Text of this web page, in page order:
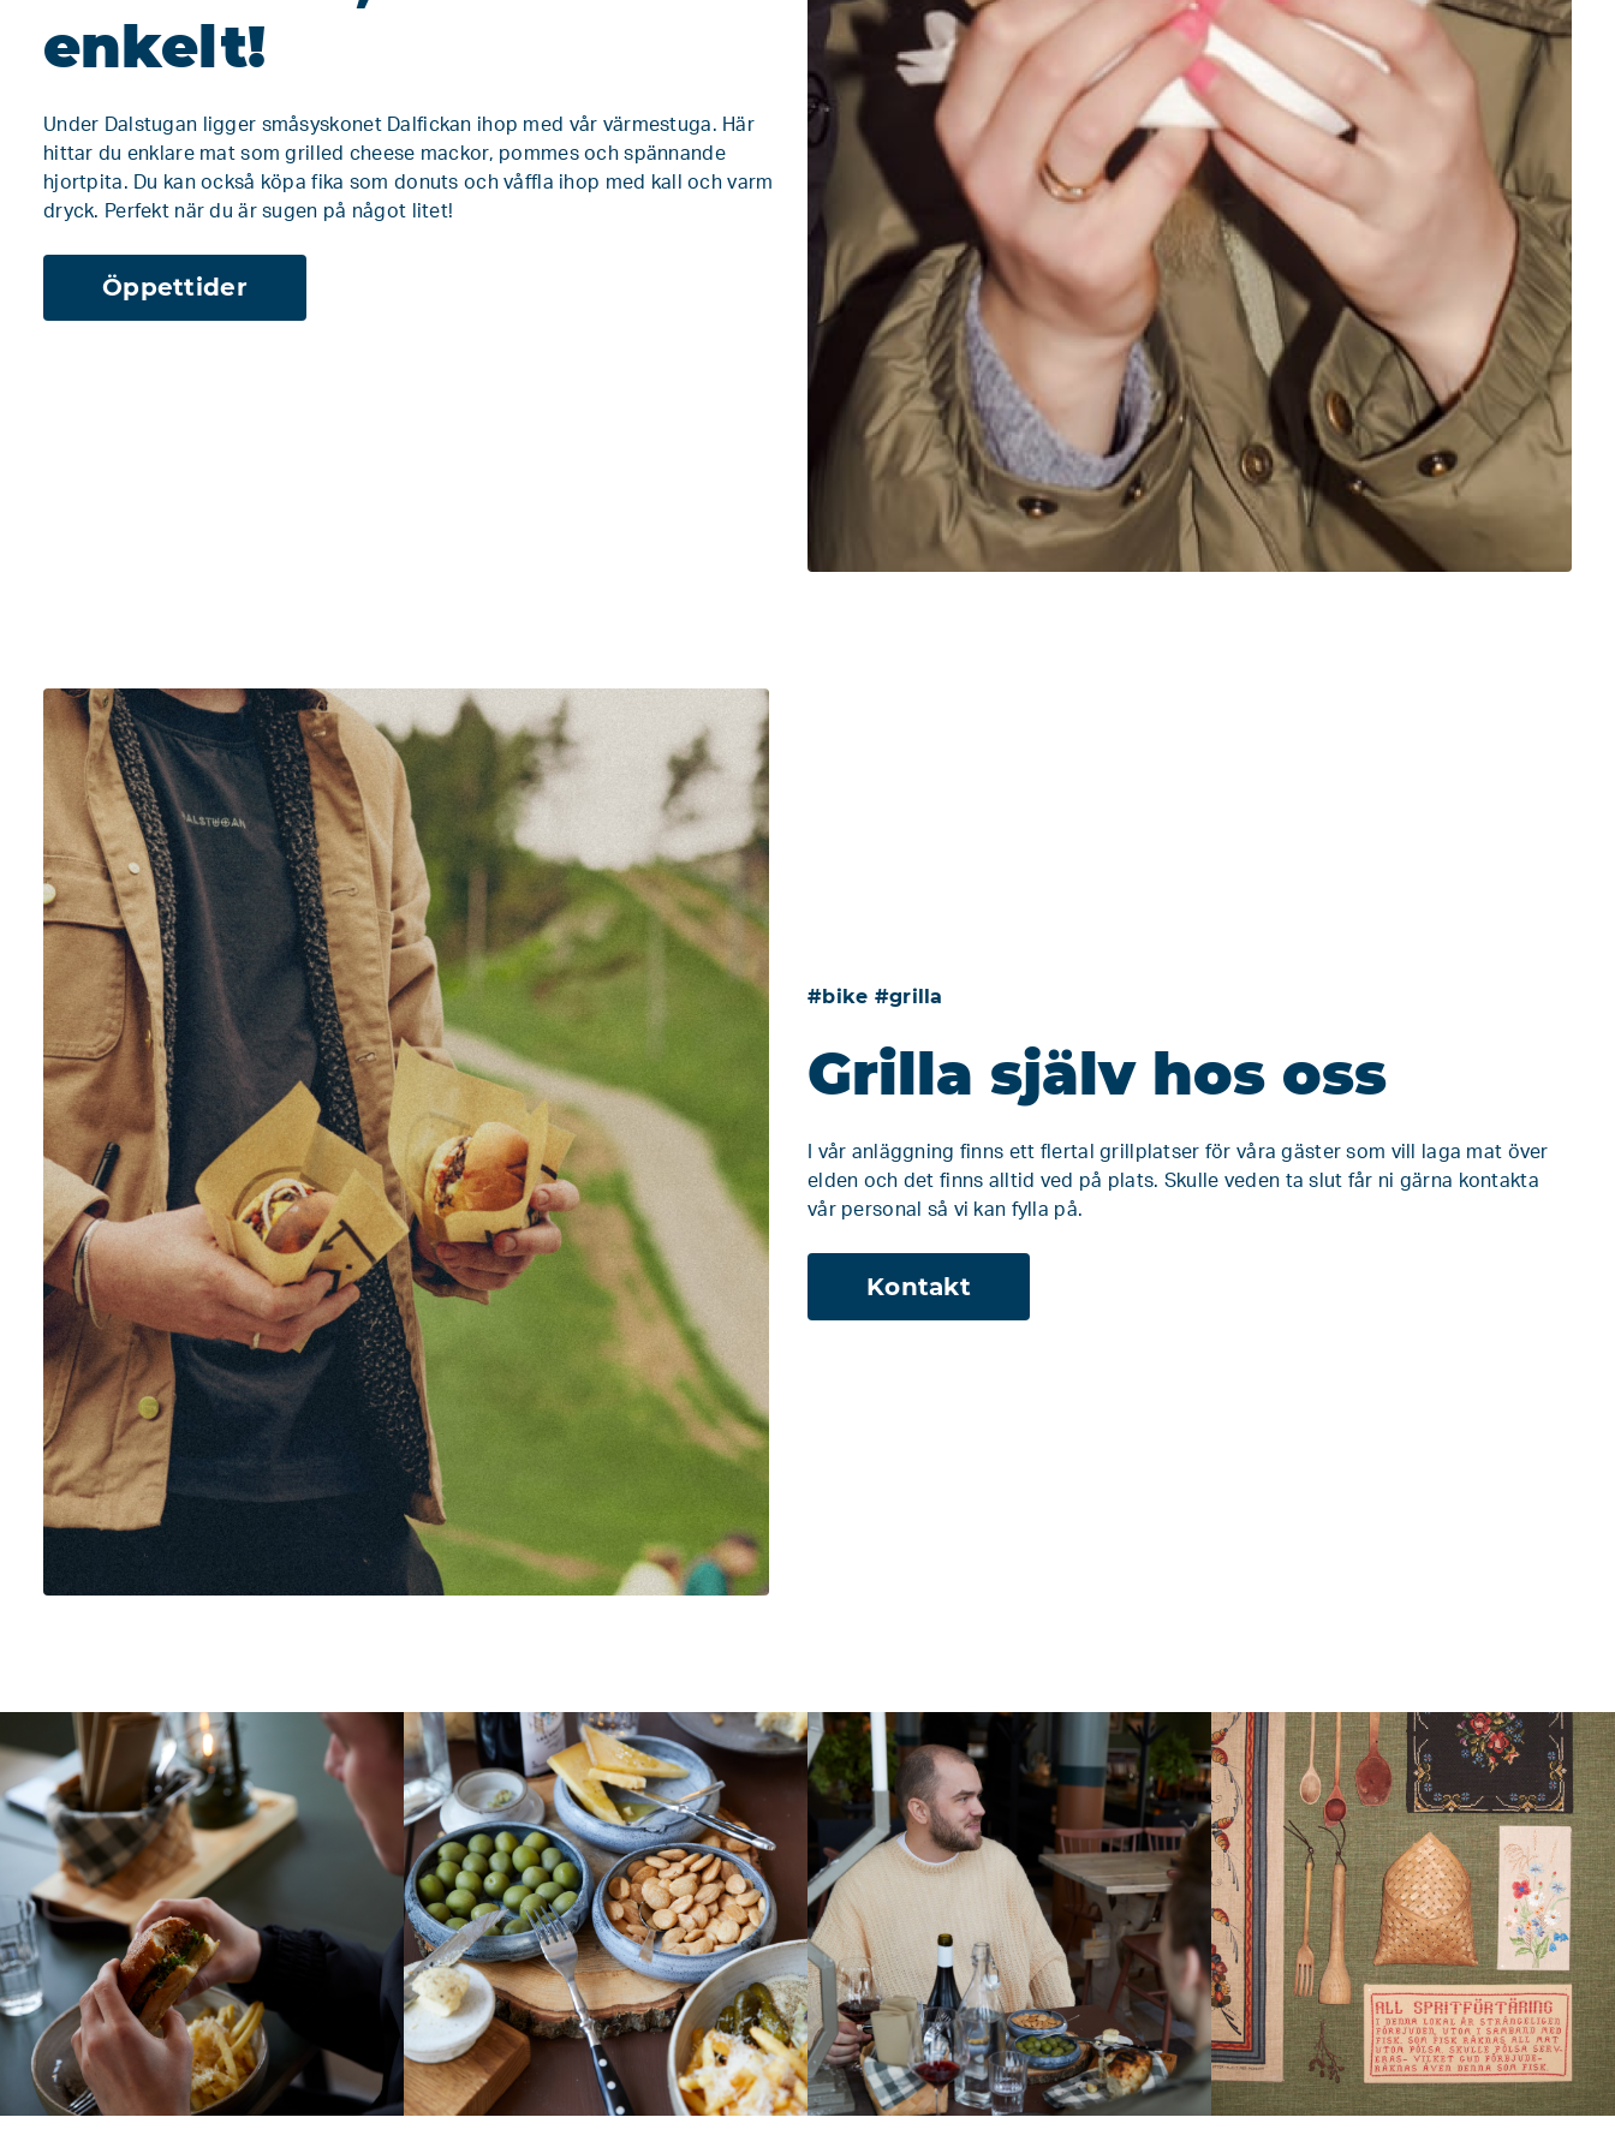
enkelt!
Under Dalstugan ligger småsyskonet Dalfickan ihop med vår värmestuga. Här
hittar du enklare mat som grilled cheese mackor, pommes och spännande
hjortpita. Du kan också köpa fika som donuts och våffla ihop med kall och varm
dryck. Perfekt när du är sugen på något litet!
Öppettider
#bike #grilla
Grilla själv hos oss
I vår anläggning finns ett flertal grillplatser för våra gäster som vill laga mat över
elden och det finns alltid ved på plats. Skulle veden ta slut får ni gärna kontakta
vår personal så vi kan fylla på.
Kontakt